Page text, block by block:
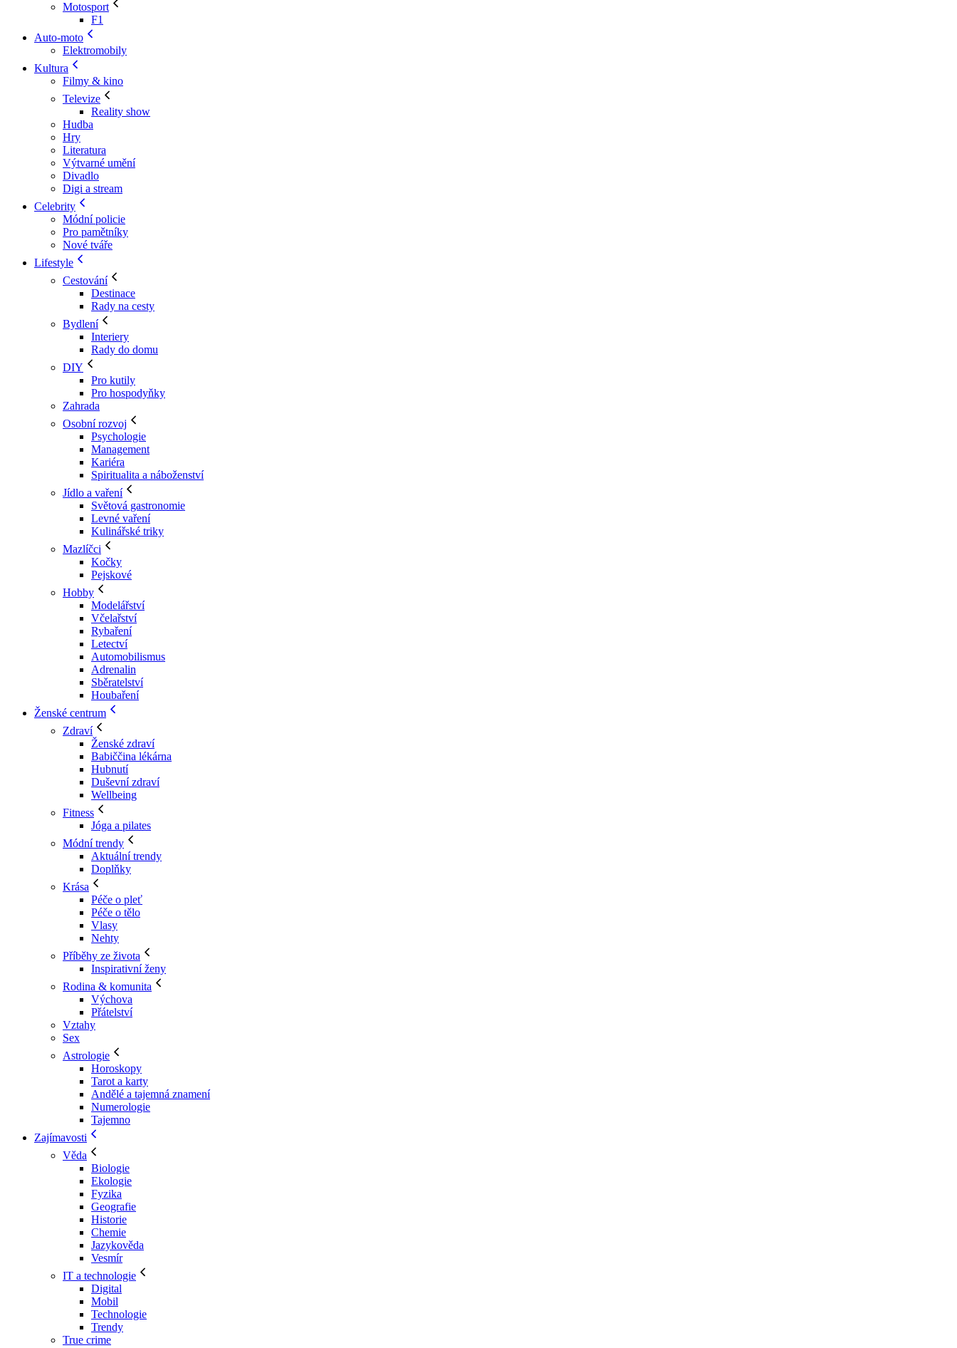
Motosport
F1
Auto-moto
Elektromobily
Kultura
Filmy & kino
Televize
Reality show
Hudba
Hry
Literatura
Výtvarné umění
Divadlo
Digi a stream
Celebrity
Módní policie
Pro pamětníky
Nové tváře
Lifestyle
Cestování
Destinace
Rady na cesty
Bydlení
Interiery
Rady do domu
DIY
Pro kutily
Pro hospodyňky
Zahrada
Osobní rozvoj
Psychologie
Management
Kariéra
Spiritualita a náboženství
Jídlo a vaření
Světová gastronomie
Levné vaření
Kulinářské triky
Mazlíčci
Kočky
Pejskové
Hobby
Modelářství
Včelařství
Rybaření
Letectví
Automobilismus
Adrenalin
Sběratelství
Houbaření
Ženské centrum
Zdraví
Ženské zdraví
Babiččina lékárna
Hubnutí
Duševní zdraví
Wellbeing
Fitness
Jóga a pilates
Módní trendy
Aktuální trendy
Doplňky
Krása
Péče o pleť
Péče o tělo
Vlasy
Nehty
Příběhy ze života
Inspirativní ženy
Rodina & komunita
Výchova
Přátelství
Vztahy
Sex
Astrologie
Horoskopy
Tarot a karty
Andělé a tajemná znamení
Numerologie
Tajemno
Zajímavosti
Věda
Biologie
Ekologie
Fyzika
Geografie
Historie
Chemie
Jazykověda
Vesmír
IT a technologie
Digital
Mobil
Technologie
Trendy
True crime